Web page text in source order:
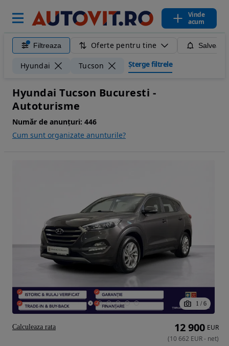
Vinde
acum
Filtreaza Oferte pentru tine
Hyundai Tucson Șterge filtrele
Hyundai Tucson Bucuresti -
Autoturisme
Număr de anunțuri: 446
Cum sunt organizate anunturile?
1 / 6
12 900 EUR
(10 662 EUR- net)
Calculeaza rata